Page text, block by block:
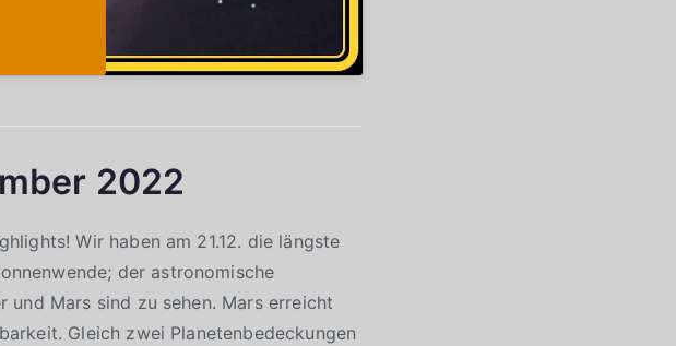
2022
Wir haben am 21.12. die längste
der astronomische
und Mars sind zu sehen. Mars erreicht
Gleich zwei Planetenbedeckungen